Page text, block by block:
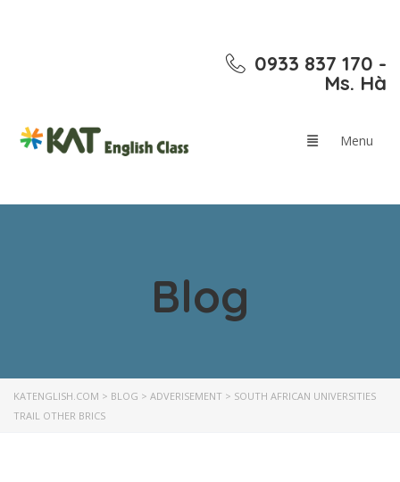
0933 837 170 -
Ms. Hà
Blog
KATENGLISH.COM > BLOG > ADVERISEMENT > SOUTH AFRICAN UNIVERSITIES
TRAIL OTHER BRICS